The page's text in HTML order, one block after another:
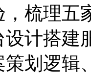
梳理五
计搭建
划逻辑